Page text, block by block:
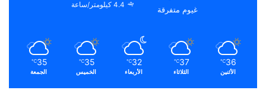
غيوم متفرقة
4.4 كيلومتر/ساعة
36
℃
الأثنين
37
℃
الثلاثاء
32
℃
الأربعاء
35
℃
الخميس
35
℃
الجمعة